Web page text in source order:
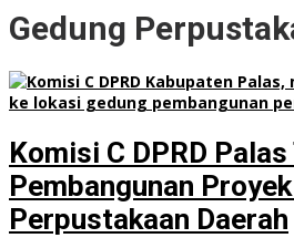
Gedung
Komisi C DPRD
Pembangunan
Perpustakaan Daerah